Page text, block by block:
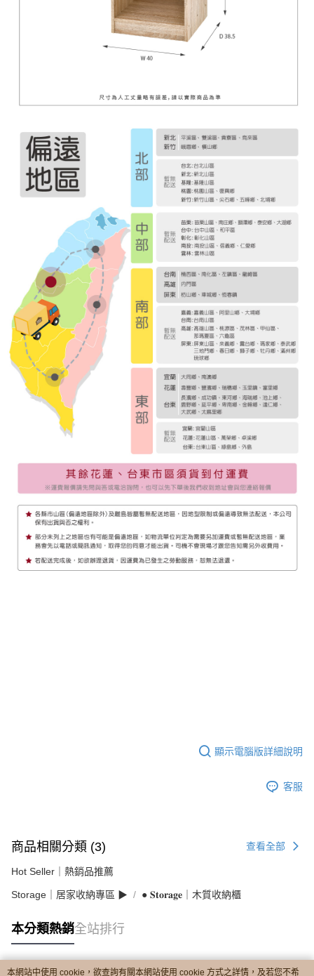
顯示電腦版詳細說明
客服
商品相關分類 (3) 查看全部
Hot Seller｜熱銷品推薦
Storage｜居家收納專區 ▶︎ ● 𝐒𝐭𝐨𝐫𝐚𝐠𝐞｜木質收納櫃
本分類熱銷全站排行
本網站中使用 cookie，欲查詢有關本網站使用 cookie 方式之詳情，及若您不希